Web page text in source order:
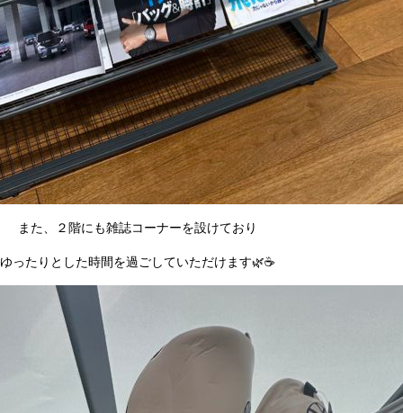
また、２階にも雑誌コーナーを設けており
ゆったりとした時間を過ごしていただけます🌿☕